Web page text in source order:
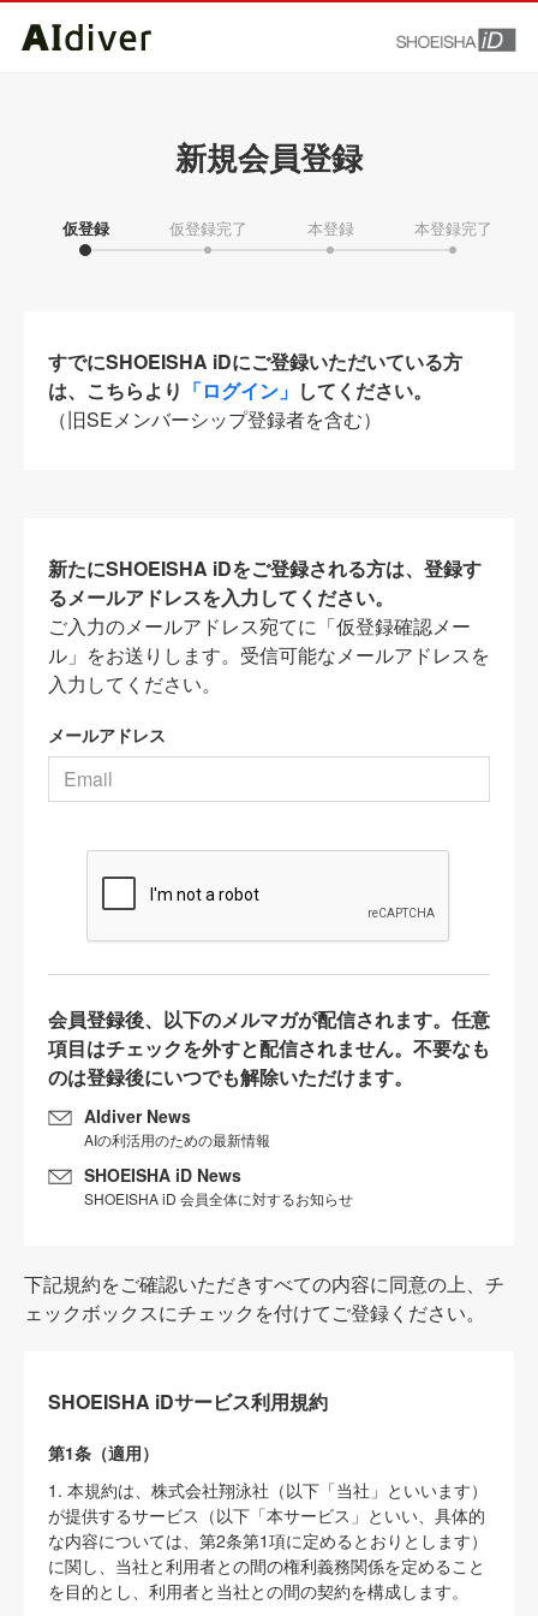
新規会員登録
仮登録 仮登録完了 本登録 本登録完了
すでにSHOEISHA iDにご登録いただいている方
は、こちらより 「ログイン」 してください。
（旧SEメンバーシップ登録者を含む）
新たにSHOEISHA iDをご登録される方は、登録す
るメールアドレスを入力してください。
ご入力のメールアドレス宛てに「仮登録確認メー
ル」をお送りします。受信可能なメールアドレスを
入力してください。
メールアドレス
会員登録後、以下のメルマガが配信されます。任意
項目はチェックを外すと配信されません。不要なも
のは登録後にいつでも解除いただけます。
AIdiver News
AIの利活用のための最新情報
SHOEISHA iD News
SHOEISHA iD 会員全体に対するお知らせ
下記規約をご確認いただきすべての内容に同意の上、チ
ェックボックスにチェックを付けてご登録ください。
SHOEISHA iDサービス利用規約
第1条（適用）
1. 本規約は、株式会社翔泳社（以下「当社」といいます）
が提供するサービス（以下「本サービス」といい、具体的
な内容については、第2条第1項に定めるとおりとします）
に関し、当社と利用者との間の権利義務関係を定めること
を目的とし、利用者と当社との間の契約を構成します。